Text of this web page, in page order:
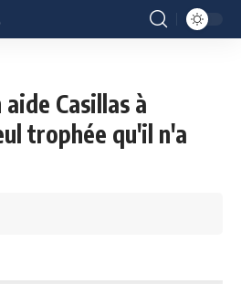
Casillas à
trophée qu'il n'a